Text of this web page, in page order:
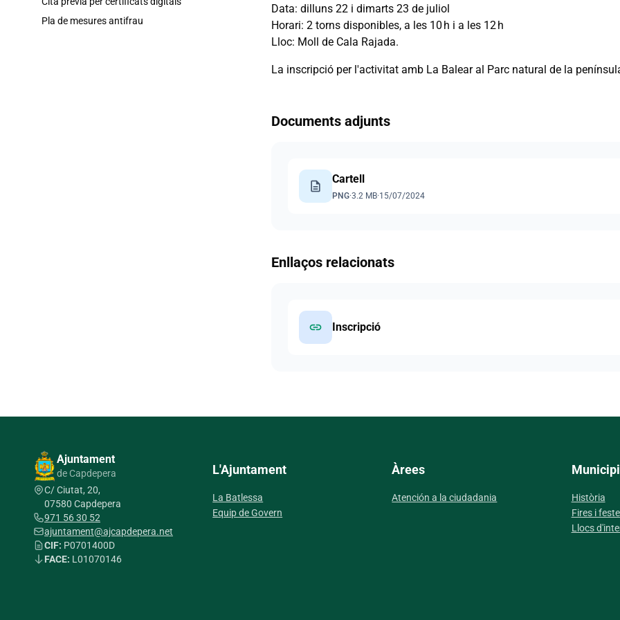
Pla de mesures antifrau
Data: dilluns 22 i dimarts 23 de juliol
Horari: 2 torns disponibles, a les 10 h i a les 12 h
Lloc: Moll de Cala Rajada.
La inscripció per l'activitat amb La Balear al Parc natural de la
Documents adjunts
description Cartell
PNG·3.2 MB·15/07/2024
Enllaços relacionats
link Inscripció
Ajuntament
de Capdepera
C/ Ciutat, 20,
07580 Capdepera
971 56 30 52
ajuntament@ajcapdepera.net
CIF: P0701400D
FACE: L01070146
L'Ajuntament
La Batlessa
Equip de Govern
Àrees
Atención a la ciudadania
Municipi
Història
Fires i
Llocs